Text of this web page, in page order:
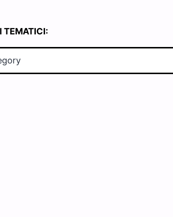
TEMATICI: